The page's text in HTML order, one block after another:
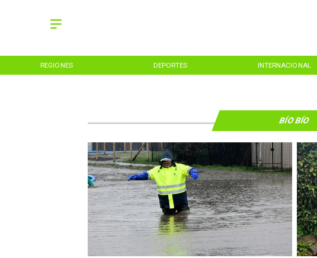
REGIONES DEPORTES INTERNACIONAL
BÍO BÍO